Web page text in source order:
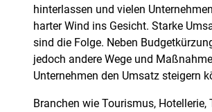
hinterlassen und vielen
harter Wind ins Gesicht. Starke
sind die Folge. Neben
jedoch andere Wege und
Unternehmen den Umsatz steigern
Branchen wie Tourismus, Hotellerie,